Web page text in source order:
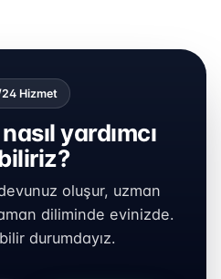
Hizmet
yardımcı
oluşur, uzman
diliminde evinizde.
durumdayız.